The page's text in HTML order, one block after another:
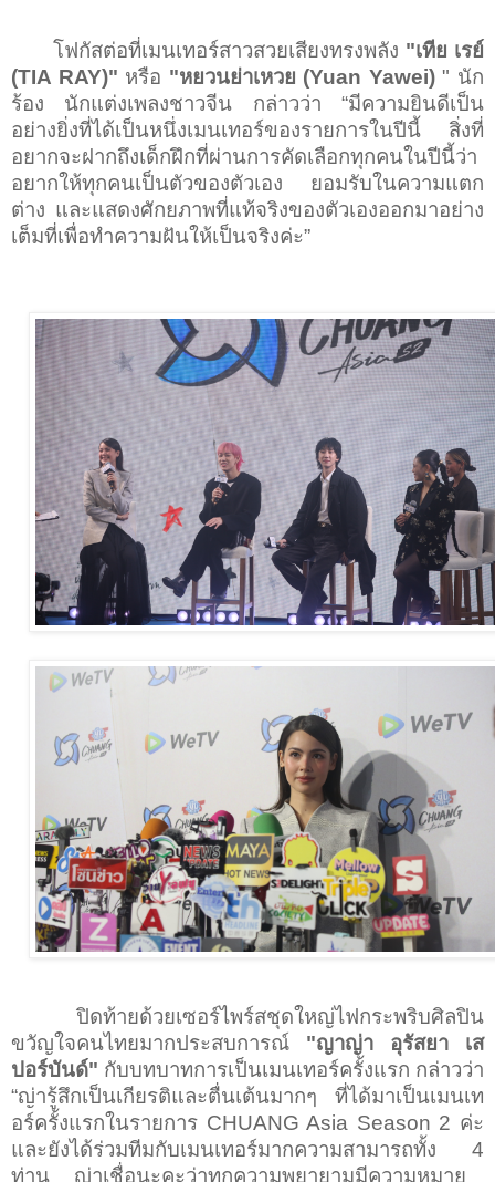
โฟกัสต่อที่เมนเทอร์สาวสวยเสียงทรงพลัง "เทีย เรย์
(TIA RAY)" หรือ "หยวนย่าเหวย (Yuan Yawei)" นัก
ร้อง นักแต่งเพลงชาวจีน กล่าวว่า “มีความยินดีเป็น
อย่างยิ่งที่ได้เป็นหนึ่งเมนเทอร์ของรายการในปีนี้ สิ่งที่
อยากจะฝากถึงเด็กฝึกที่ผ่านการคัดเลือกทุกคนในปีนี้ว่า
อยากให้ทุกคนเป็นตัวของตัวเอง ยอมรับในความแตก
ต่าง และแสดงศักยภาพที่แท้จริงของตัวเองออกมาอย่าง
เต็มที่เพื่อทำความฝันให้เป็นจริงค่ะ”
ปิดท้ายด้วยเซอร์ไพร์สชุดใหญ่ไฟกระพริบศิลปิน
ขวัญใจคนไทยมากประสบการณ์ "ญาญ่า อุรัสยา เส
ปอร์บันด์" กับบทบาทการเป็นเมนเทอร์ครั้งแรก กล่าวว่า
“ญ่ารู้สึกเป็นเกียรติและตื่นเต้นมากๆ ที่ได้มาเป็นเมนเท
อร์ครั้งแรกในรายการ CHUANG Asia Season 2 ค่ะ
และยังได้ร่วมทีมกับเมนเทอร์มากความสามารถทั้ง 4
ท่าน ญ่าเชื่อนะคะว่าทุกความพยายามมีความหมาย